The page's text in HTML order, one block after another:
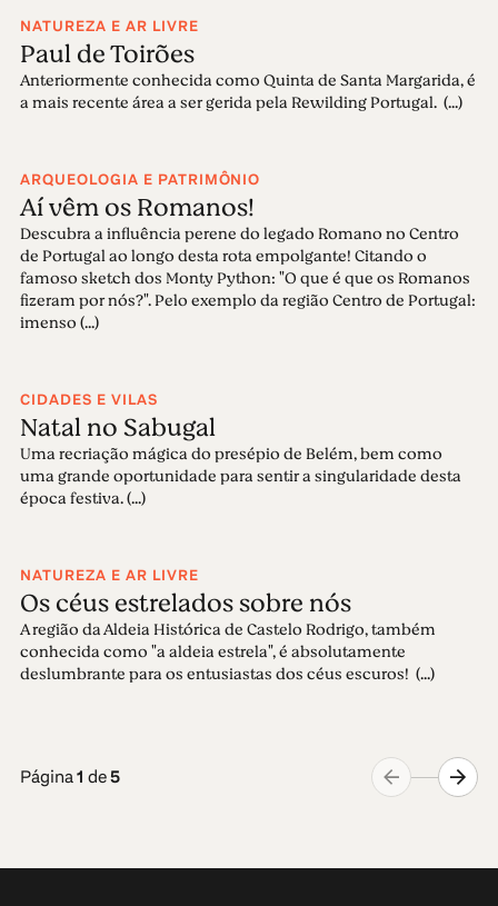
NATUREZA E AR LIVRE
Paul de Toirões
Anteriormente conhecida como Quinta de Santa Margarida, é
a mais recente área a ser gerida pela Rewilding Portugal. (...)
ARQUEOLOGIA E PATRIMÔNIO
Aí vêm os Romanos!
Descubra a influência perene do legado Romano no Centro
de Portugal ao longo desta rota empolgante! Citando o
famoso sketch dos Monty Python: "O que é que os Romanos
fizeram por nós?". Pelo exemplo da região Centro de Portugal:
imenso (...)
CIDADES E VILAS
Natal no Sabugal
Uma recriação mágica do presépio de Belém, bem como
uma grande oportunidade para sentir a singularidade desta
época festiva. (...)
NATUREZA E AR LIVRE
Os céus estrelados sobre nós
A região da Aldeia Histórica de Castelo Rodrigo, também
conhecida como "a aldeia estrela", é absolutamente
deslumbrante para os entusiastas dos céus escuros! (...)
Página1 de5